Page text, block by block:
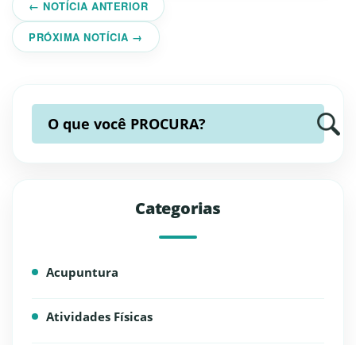
← NOTÍCIA ANTERIOR
PRÓXIMA NOTÍCIA →
O que você PROCURA?
Categorias
Acupuntura
Atividades Físicas